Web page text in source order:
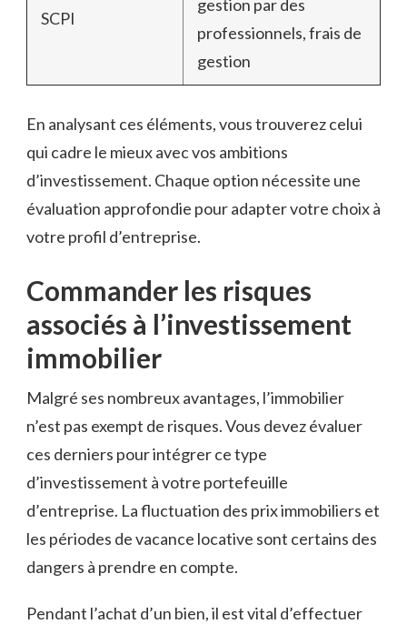
SCPI
gestion par des
professionnels, frais de
gestion
En analysant ces éléments, vous trouverez celui
qui cadre le mieux avec vos ambitions
d’investissement. Chaque option nécessite une
évaluation approfondie pour adapter votre choix à
votre profil d’entreprise.
Commander les risques
associés à l’investissement
immobilier
Malgré ses nombreux avantages, l’immobilier
n’est pas exempt de risques. Vous devez évaluer
ces derniers pour intégrer ce type
d’investissement à votre portefeuille
d’entreprise. La fluctuation des prix immobiliers et
les périodes de vacance locative sont certains des
dangers à prendre en compte.
Pendant l’achat d’un bien, il est vital d’effectuer